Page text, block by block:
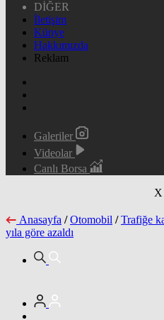
DİĞER
İletişim
Künye
Hakkımızda
Reklam
Galeriler
Videolar
Canlı Borsa
X
Anasayfa / Otomobil / Trafiğe
yıla göre azaldı